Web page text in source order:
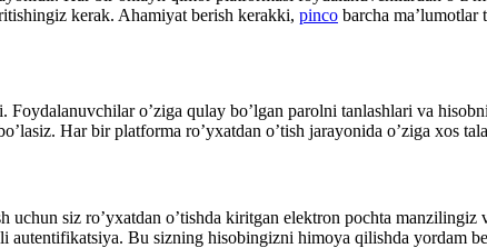
kerak. Ahamiyat berish kerakki, pinco barcha
Foydalanuvchilar o’ziga qulay bo’lgan parolni tanlashlari va
Har bir platforma ro’yxatdan o’tish jarayonida o’ziga xos
siz ro’yxatdan o’tishda kiritgan elektron pochta
Bu sizning hisobingizni himoya qilishda yordam